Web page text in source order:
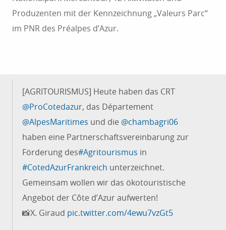
Produzenten mit der Kennzeichnung „Valeurs Parc“
im PNR des Préalpes d’Azur.
[AGRITOURISMUS] Heute haben das CRT
@ProCotedazur, das Département
@AlpesMaritimes und die @chambagri06
haben eine Partnerschaftsvereinbarung zur
Förderung des#Agritourismus in
#CotedAzurFrankreich unterzeichnet.
Gemeinsam wollen wir das ökotouristische
Angebot der Côte d’Azur aufwerten!
📸X. Giraud pic.twitter.com/4ewu7vzGt5